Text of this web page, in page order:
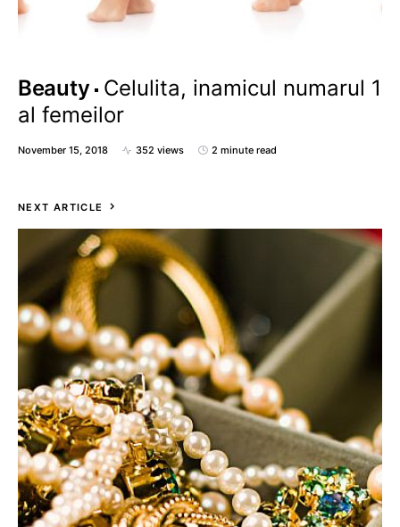
Beauty Celulita, inamicul numarul 1
al femeilor
November 15, 2018 352 views 2 minute read
NEXT ARTICLE